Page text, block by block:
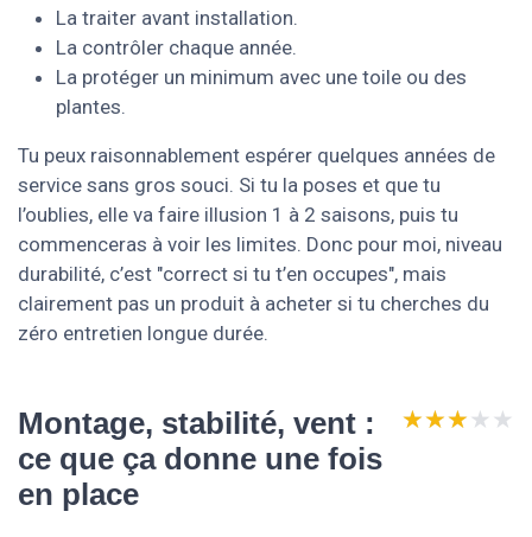
La traiter avant installation.
La contrôler chaque année.
La protéger un minimum avec une toile ou des
plantes.
Tu peux raisonnablement espérer quelques années de
service sans gros souci. Si tu la poses et que tu
l’oublies, elle va faire illusion 1 à 2 saisons, puis tu
commenceras à voir les limites. Donc pour moi, niveau
durabilité, c’est "correct si tu t’en occupes", mais
clairement pas un produit à acheter si tu cherches du
zéro entretien longue durée.
Montage, stabilité, vent :
ce que ça donne une fois
en place
★★★★★
★★★★★